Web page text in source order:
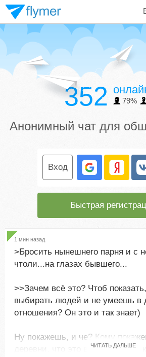
79%
352
Анонимный чат для
Вход
Быстрая
1 мин назад
>Бросить нынешнего парня и с
чтоли...на глазах бывшего...
>>Зачем всё это? Чтоб
выбирать людей и не умеешь в
отношения? Он это и так знает)
Ну покажешь, и че? Кому
деревни, что это вообще имеет
ЧИТАТЬ ДАЛЬШЕ